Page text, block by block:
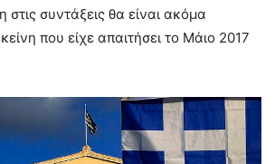
στις συντάξεις θα είναι ακόμα
που είχε απαιτήσει το Μάιο 2017